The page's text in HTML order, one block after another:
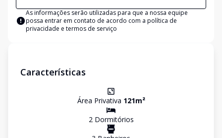
As informações serão utilizadas para que a nossa equipe
possa entrar em contato de acordo com a política de
privacidade e termos de serviço
Características
Área Privativa 121m²
2Dormitórios